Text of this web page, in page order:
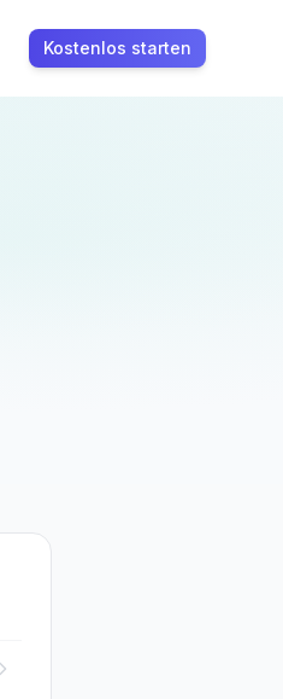
Kostenlos starten